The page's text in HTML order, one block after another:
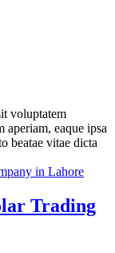
voluptatem
aperiam, eaque ipsa
beatae vitae dicta
Trading